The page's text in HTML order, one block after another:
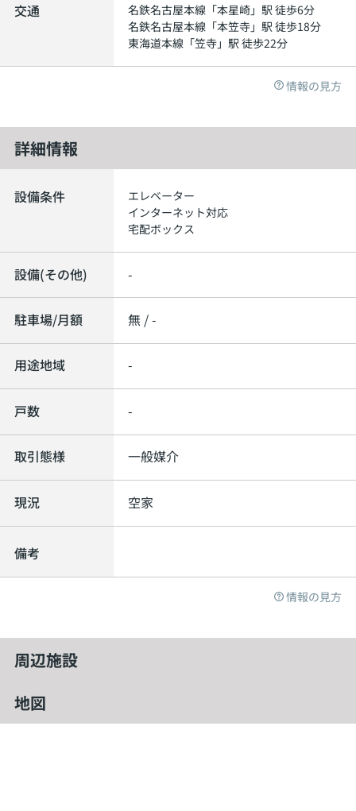
交通 名鉄名古屋本線 「本星崎」駅 徒歩6分
名鉄名古屋本線 「本笠寺」駅 徒歩18分
東海道本線 「笠寺」駅 徒歩22分
情報の見方
詳細情報
設備条件
エレベーター
インターネット対応
宅配ボックス
設備(その他) -
駐車場/月額 無 / -
用途地域 -
戸数 -
取引態様 一般媒介
現況 空家
備考
情報の見方
周辺施設
地図